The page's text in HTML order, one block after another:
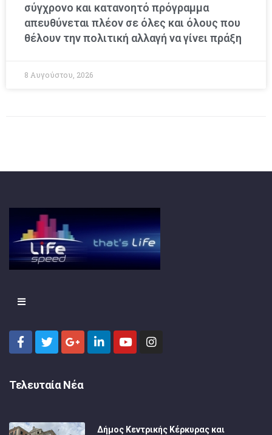
σύγχρονο και κατανοητό πρόγραμμα
απευθύνεται πλέον σε όλες και όλους που
θέλουν την πολιτική αλλαγή να γίνει πράξη
8 Αυγούστου, 2026
Τελευταία Νέα
Δήμος Κεντρικής Κέρκυρας και